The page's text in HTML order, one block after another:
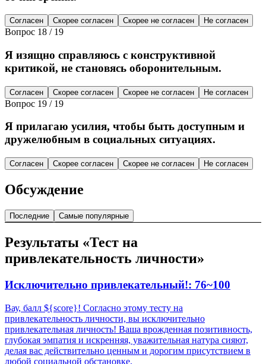
Согласен Скорее согласен Скорее не согласен Не согласен
Вопрос 18 / 19
Я изящно справляюсь с конструктивной
критикой, не становясь оборонительным.
Согласен Скорее согласен Скорее не согласен Не согласен
Вопрос 19 / 19
Я прилагаю усилия, чтобы быть доступным и
дружелюбным в социальных ситуациях.
Согласен Скорее согласен Скорее не согласен Не согласен
Обсуждение
Последние Самые популярные
Результаты «Тест на
привлекательность личности»
Исключительно привлекательный!: 76~100
Вау, балл ${score}! Согласно этому тесту на
привлекательность личности, вы исключительно
привлекательная личность! Ваша врожденная позитивность,
глубокая эмпатия и искренняя, уважительная натура сияют,
делая вас действительно ценным и дорогим присутствием в
любой социальной обстановке.